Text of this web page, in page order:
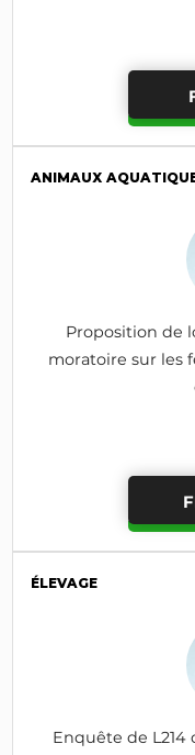
ANIMAUX
Proposition de
moratoire sur les
ÉLEVAGE
Enquête de L214